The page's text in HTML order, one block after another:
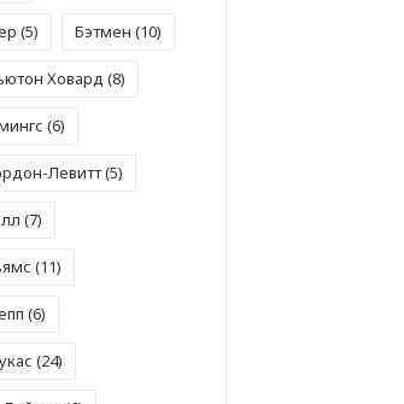
(5) Бэтмен (10)
Ховард (8)
(6)
Левитт(5)
(7)
(11)
(6)
(24)